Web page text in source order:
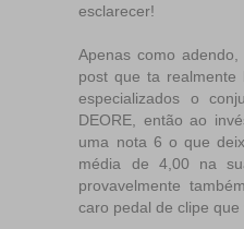
esclarecer!
Apenas como
post que ta
especializados o
DEORE, então ao
uma nota 6 o que
média de 4,00 na
provavelmente
caro pedal de clipe que